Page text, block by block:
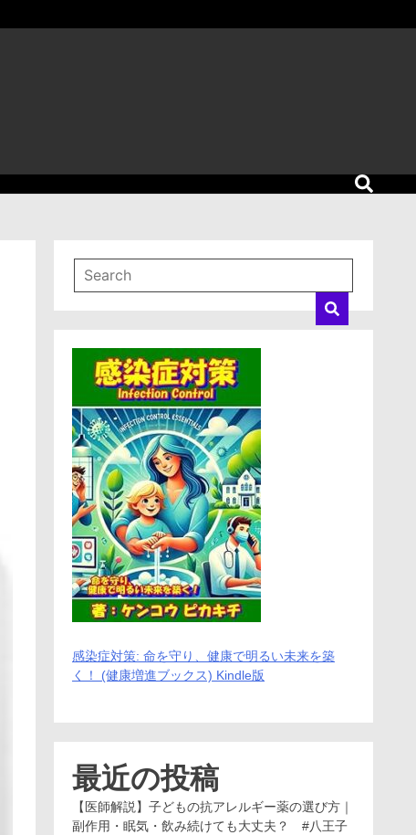
感染症対策: 命を守り、健康で明るい未来を築
く！ (健康増進ブックス) Kindle版
最近の投稿
【医師解説】子どもの抗アレルギー薬の選び方｜
副作用・眠気・飲み続けても大丈夫？ #八王子